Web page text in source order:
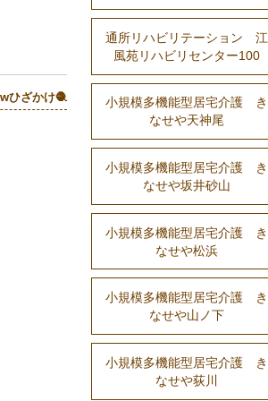
ひざかけ🧶
通所リハビリテーション 江
風苑リハビリセンター100
小規模多機能型居宅介護 き
なせや天神尾
小規模多機能型居宅介護 き
なせや坂井砂山
小規模多機能型居宅介護 き
なせや松浜
小規模多機能型居宅介護 き
なせや山ノ下
小規模多機能型居宅介護 き
なせや荻川